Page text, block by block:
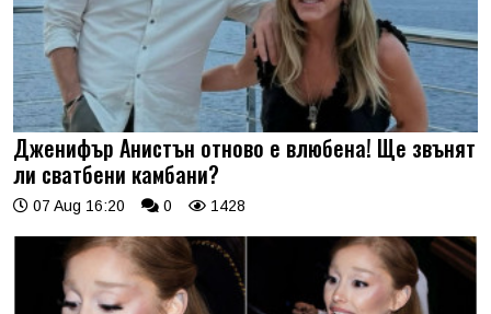
Дженифър Анистън отново е влюбена! Ще звънят
ли сватбени камбани?
07 Aug 16:20 0 1428